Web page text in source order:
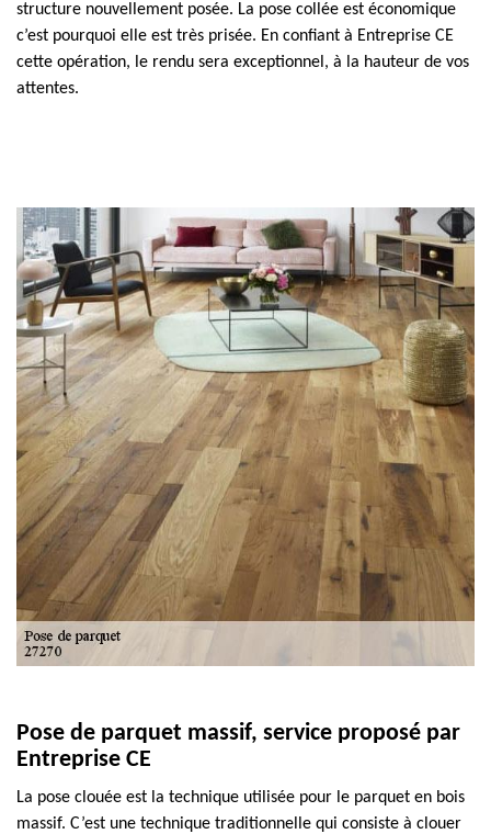
structure nouvellement posée. La pose collée est économique
c’est pourquoi elle est très prisée. En confiant à Entreprise CE
cette opération, le rendu sera exceptionnel, à la hauteur de vos
attentes.
Pose de parquet massif, service proposé par
Entreprise CE
La pose clouée est la technique utilisée pour le parquet en bois
massif. C’est une technique traditionnelle qui consiste à clouer